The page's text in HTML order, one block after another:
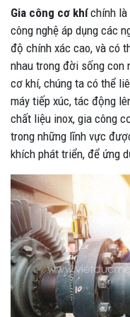
Gia công cơ khíchính là
công nghệ áp dụng các
độ chính xác cao, và có
nhau trong đời sống con
cơ khí, chúng ta có thể
máy tiếp xúc, tác động
chất liệu inox, gia công
trong những lĩnh vực
khích phát triển, để ứng